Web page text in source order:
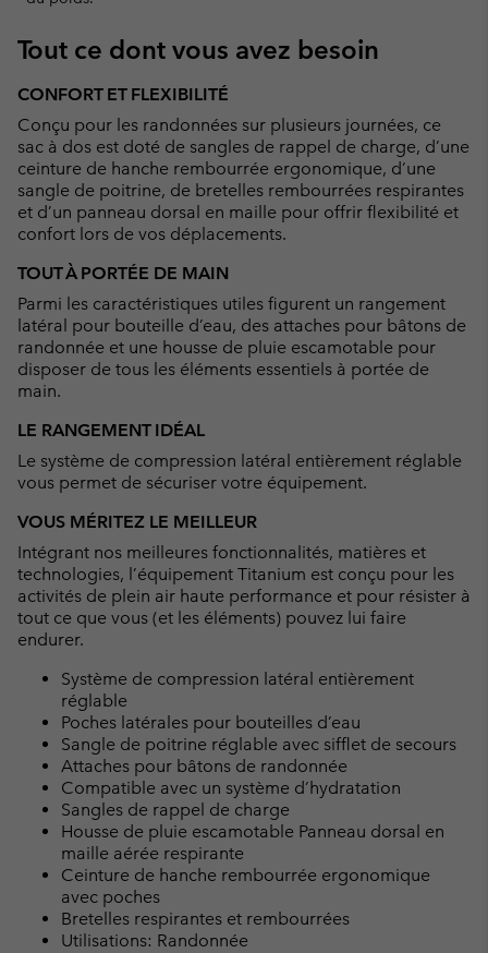
Tout ce dont vous avez besoin
CONFORT ET FLEXIBILITÉ
Conçu pour les randonnées sur plusieurs journées, ce
sac à dos est doté de sangles de rappel de charge, d’une
ceinture de hanche rembourrée ergonomique, d’une
sangle de poitrine, de bretelles rembourrées respirantes
et d’un panneau dorsal en maille pour offrir flexibilité et
confort lors de vos déplacements.
TOUT À PORTÉE DE MAIN
Parmi les caractéristiques utiles figurent un rangement
latéral pour bouteille d’eau, des attaches pour bâtons de
randonnée et une housse de pluie escamotable pour
disposer de tous les éléments essentiels à portée de
main.
LE RANGEMENT IDÉAL
Le système de compression latéral entièrement réglable
vous permet de sécuriser votre équipement.
VOUS MÉRITEZ LE MEILLEUR
Intégrant nos meilleures fonctionnalités, matières et
technologies, l’équipement Titanium est conçu pour les
activités de plein air haute performance et pour résister à
tout ce que vous (et les éléments) pouvez lui faire
endurer.
Système de compression latéral entièrement
réglable
Poches latérales pour bouteilles d’eau
Sangle de poitrine réglable avec sifflet de secours
Attaches pour bâtons de randonnée
Compatible avec un système d’hydratation
Sangles de rappel de charge
Housse de pluie escamotable Panneau dorsal en
maille aérée respirante
Ceinture de hanche rembourrée ergonomique
avec poches
Bretelles respirantes et rembourrées
Utilisations: Randonnée